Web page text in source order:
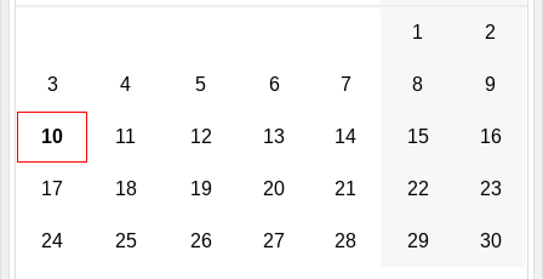
1 2
3 4 5 6 7 8 9
10 11 12 13 14 15 16
17 18 19 20 21 22 23
24 25 26 27 28 29 30